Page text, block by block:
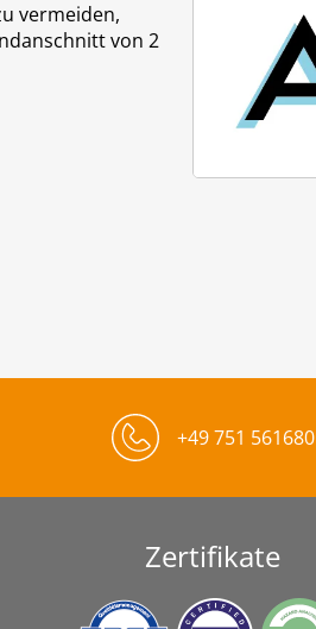
vermeiden,
von 2
+49 751 561680
Zertifikate